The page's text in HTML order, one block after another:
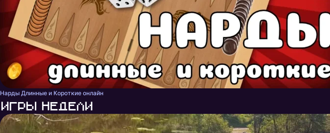
Нарды Длинные и Короткие онлайн
Игры недели